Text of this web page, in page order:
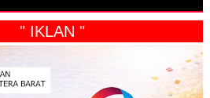
" IKLAN "